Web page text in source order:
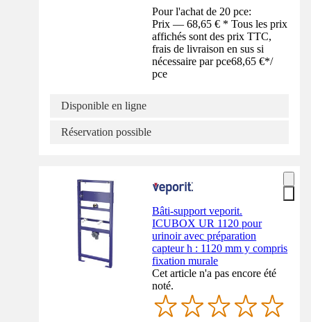
Pour l'achat de 20 pce:
Prix — 68,65 € * Tous les prix
affichés sont des prix TTC,
frais de livraison en sus si
nécessaire par pce68,65 €*/
pce
Disponible en ligne
Réservation possible
Bâti-support veporit.
ICUBOX UR 1120 pour
urinoir avec préparation
capteur h : 1120 mm y compris
fixation murale
Cet article n'a pas encore été
noté.